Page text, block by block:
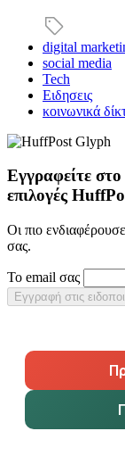
digital
social media
Tech
Ειδησεις
κοινωνικά
Εγγραφείτε
επιλογές
Οι πιο
σας.
Το email σας
Εγγραφή στις